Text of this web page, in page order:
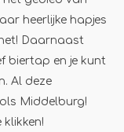
heerlijke hapjes
Daarnaast
biertap en je kunt
Al deze
Middelburg!
klikken!